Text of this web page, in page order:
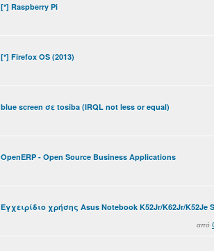
[*] Raspberry Pi
[*] Firefox OS (2013)
blue screen σε tosiba (IRQL not less or equal)
OpenERP - Open Source Business Applications
Εγχειρίδιο χρήσης Asus Notebook K52Jr/K62Jr/K52Je
από